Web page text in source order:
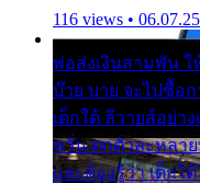
116 views •
พ่อส่งเงินสามพัน
บ๊าย บาย จะไปซื้อก
เด็กใต้ ลีวายส์อย่า
หวั่น ตกตัวละหลา
และต้องรู้ว่า เด็กใ